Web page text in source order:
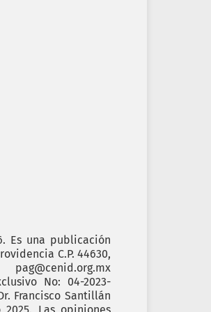
Es una publicación
C.P. 44630,
pag@cenid.org.mx
No: 04-2023-
Francisco Santillán